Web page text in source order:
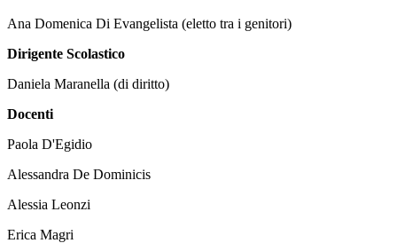
Ana Domenica Di Evangelista (eletto tra i genitori)
Dirigente Scolastico
Daniela Maranella (di diritto)
Docenti
Paola D'Egidio
Alessandra De Dominicis
Alessia Leonzi
Erica Magri